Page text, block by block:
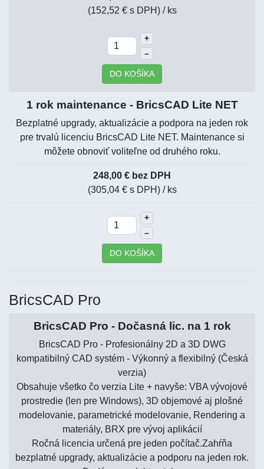
(152,52 € s DPH) / ks
+
–
DO KOŠÍKA
1 rok maintenance - BricsCAD Lite NET
Bezplatné upgrady, aktualizácie a podpora na jeden rok
pre trvalú licenciu BricsCAD Lite NET. Maintenance si
môžete obnoviť voliteľne od druhého roku.
248,00 € bez DPH
(305,04 € s DPH) / ks
+
–
DO KOŠÍKA
BricsCAD Pro
BricsCAD Pro - Dočasná lic. na 1 rok
BricsCAD Pro - Profesionálny 2D a 3D DWG
kompatibilný CAD systém - Výkonný a flexibilný (Česká
verzia)
Obsahuje všetko čo verzia Lite + navyše: VBA vývojové
prostredie (len pre Windows), 3D objemové aj plošné
modelovanie, parametrické modelovanie, Rendering a
materiály, BRX pre vývoj aplikácií
Ročná licencia určená pre jeden počítač.Zahŕňa
bezplatné upgrady, aktualizácie a podporu na jeden rok.